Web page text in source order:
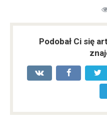
Podobał Ci się